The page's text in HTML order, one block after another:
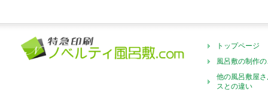
トップページ
風呂敷の制作
他の風呂敷屋
スとの違い